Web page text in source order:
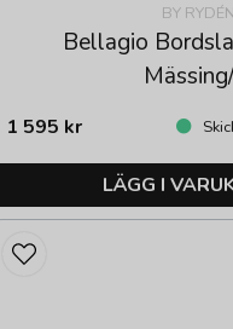
BY
Bellagio
1 595 kr
LÄGG I